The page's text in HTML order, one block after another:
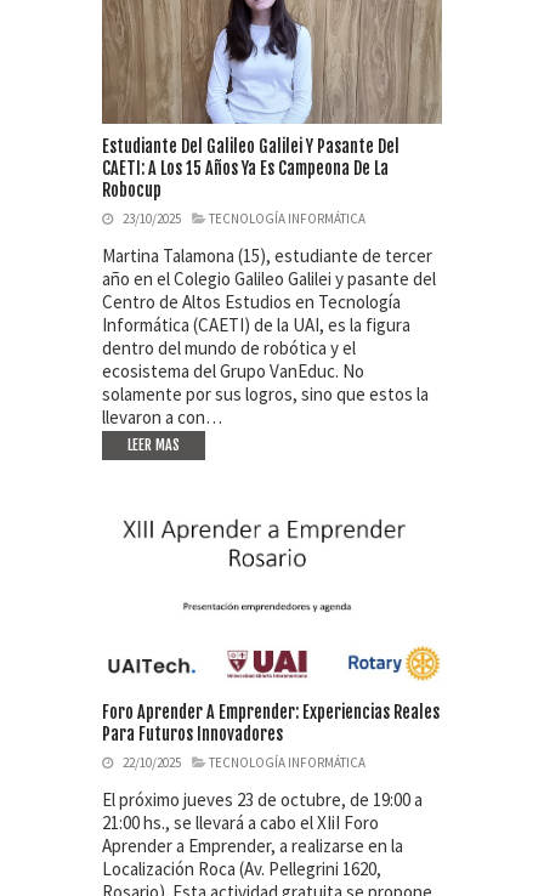
Estudiante Del Galileo Galilei Y Pasante Del
CAETI: A Los 15 Años Ya Es Campeona De La
Robocup
23/10/2025 TECNOLOGÍA INFORMÁTICA
Martina Talamona (15), estudiante de tercer
año en el Colegio Galileo Galilei y pasante del
Centro de Altos Estudios en Tecnología
Informática (CAETI) de la UAI, es la figura
dentro del mundo de robótica y el
ecosistema del Grupo VanEduc. No
solamente por sus logros, sino que estos la
llevaron a con…
LEER MAS
Foro Aprender A Emprender: Experiencias Reales
Para Futuros Innovadores
22/10/2025 TECNOLOGÍA INFORMÁTICA
El próximo jueves 23 de octubre, de 19:00 a
21:00 hs., se llevará a cabo el XIiI Foro
Aprender a Emprender, a realizarse en la
Localización Roca (Av. Pellegrini 1620,